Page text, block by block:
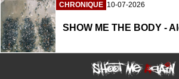
CHRONIQUE 10-07-2026
SHOW ME THE BODY -